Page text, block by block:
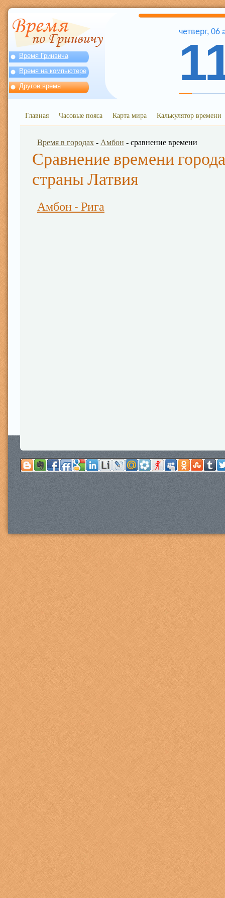
Время Гринвича
Время на компьютере
Другое время
четверг, 06
Главная Часовые пояса Карта мира Калькулятор времени
Время в городах - Амбон - сравнение времени
Сравнение времени
страны Латвия
Амбон - Рига